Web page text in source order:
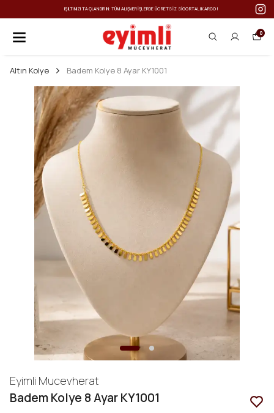
IŞILTINIZI TAÇLANDIRIN: TÜM ALIŞVERIŞLERDE ÜCRETSIZ SIGORTALI KARGO!
0
Altın Kolye Badem Kolye 8 Ayar KY1001
Eyimli Mucevherat
Badem Kolye 8 Ayar KY1001